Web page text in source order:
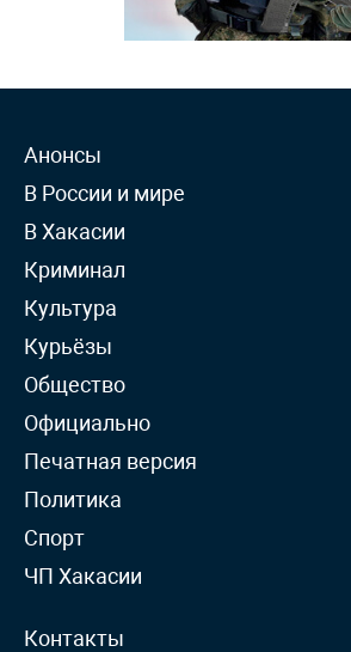
Анонсы
В России и мире
В Хакасии
Криминал
Культура
Курьёзы
Общество
Официально
Печатная версия
Политика
Спорт
ЧП Хакасии
Контакты